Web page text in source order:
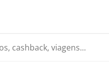
viagens...